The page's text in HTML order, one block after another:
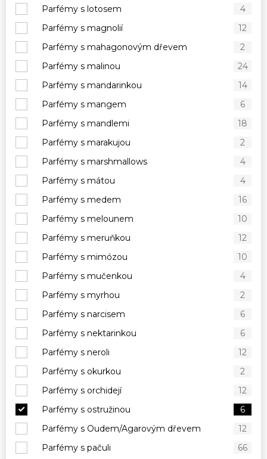
Parfémy s lotosem
4
Parfémy s magnolií
12
Parfémy s mahagonovým dřevem
2
Parfémy s malinou
24
Parfémy s mandarinkou
14
Parfémy s mangem
6
Parfémy s mandlemi
18
Parfémy s marakujou
2
Parfémy s marshmallows
4
Parfémy s mátou
4
Parfémy s medem
16
Parfémy s melounem
10
Parfémy s meruňkou
12
Parfémy s mimózou
10
Parfémy s mučenkou
4
Parfémy s myrhou
2
Parfémy s narcisem
6
Parfémy s nektarinkou
6
Parfémy s neroli
12
Parfémy s okurkou
2
Parfémy s orchidejí
12
Parfémy s ostružinou
6
Parfémy s Oudem/Agarovým dřevem
12
Parfémy s pačuli
66